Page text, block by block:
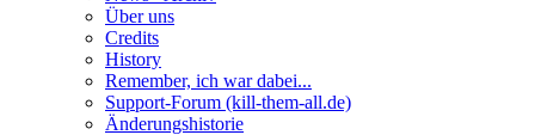
Über uns
Credits
History
Remember, ich war dabei...
Support-Forum (kill-them-all.de)
Änderungshistorie